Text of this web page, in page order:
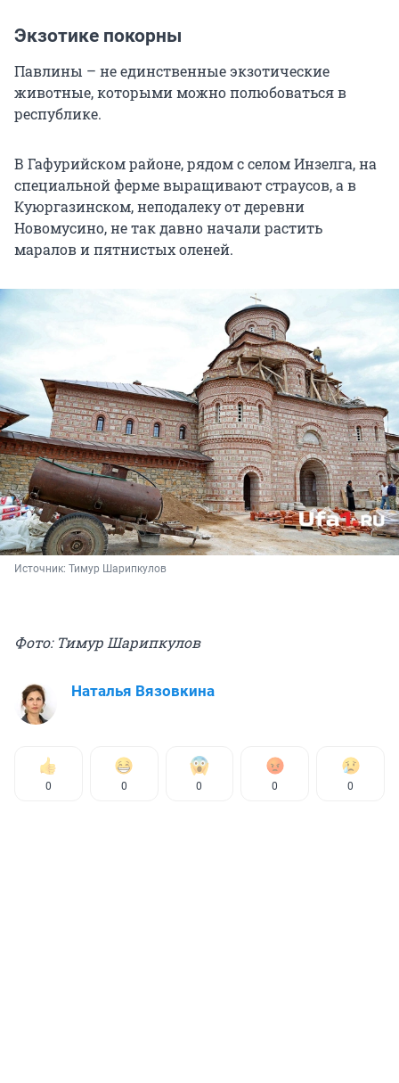
Экзотике покорны
Павлины – не единственные экзотические
животные, которыми можно полюбоваться в
республике.
В Гафурийском районе, рядом с селом Инзелга, на
специальной ферме выращивают страусов, а в
Куюргазинском, неподалеку от деревни
Новомусино, не так давно начали растить
маралов и пятнистых оленей.
Источник: Тимур Шарипкулов
Фото: Тимур Шарипкулов
Наталья Вязовкина
0 0 0 0 0